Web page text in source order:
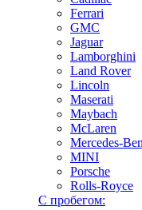
Ferrari
GMC
Jaguar
Lamborghini
Land Rover
Lincoln
Maserati
Maybach
McLaren
Mercedes-
MINI
Porsche
Rolls-Royce
С пробегом: